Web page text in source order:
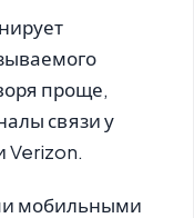
проще,
связи у
Verizon.
мобильными